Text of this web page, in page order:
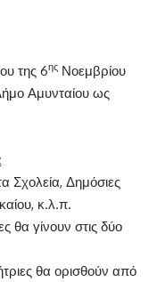
της 6ης Νοεμβρίου
Αμυνταίου ως
Σχολεία, Δημόσιες
κ.λ.π.
θα γίνουν στις δύο
θα ορισθούν από